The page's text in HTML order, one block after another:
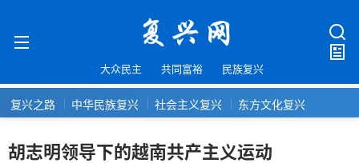
大众民主 共同富裕 民族复兴
复兴之路 中华民族复兴 社会主义复兴 东方文化复兴
胡志明领导下的越南共产主义运动